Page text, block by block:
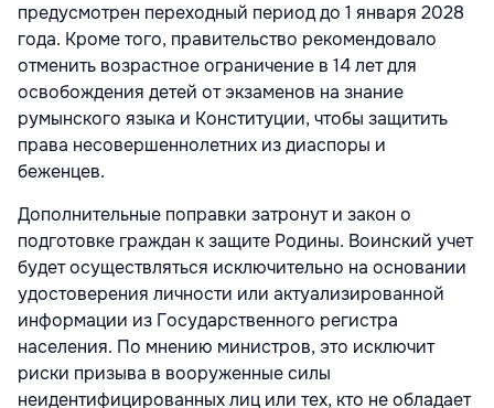
предусмотрен переходный период до 1 января 2028
года. Кроме того, правительство рекомендовало
отменить возрастное ограничение в 14 лет для
освобождения детей от экзаменов на знание
румынского языка и Конституции, чтобы защитить
права несовершеннолетних из диаспоры и
беженцев.
Дополнительные поправки затронут и закон о
подготовке граждан к защите Родины. Воинский учет
будет осуществляться исключительно на основании
удостоверения личности или актуализированной
информации из Государственного регистра
населения. По мнению министров, это исключит
риски призыва в вооруженные силы
неидентифицированных лиц или тех, кто не обладает